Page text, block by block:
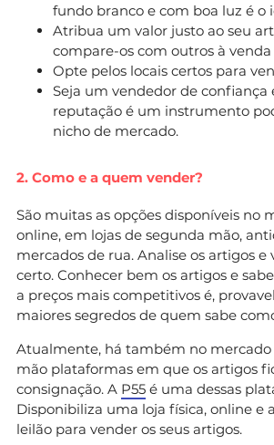
fundo branco e com boa luz é o
Atribua um valor justo ao seu
compare-os com outros à
Opte pelos locais certos para
Seja um vendedor de confiança
reputação é um instrumento
nicho de mercado.
2. Como e a quem vender?
São muitas as opções disponíveis no
online, em lojas de segunda mão,
mercados de rua. Analise os artigos e
certo. Conhecer bem os artigos e
a preços mais competitivos é,
maiores segredos de quem sabe
Atualmente, há também no
mão plataformas em que os artigos
consignação. A P55 é uma dessas
Disponibiliza uma loja física, online e
leilão para vender os seus artigos.